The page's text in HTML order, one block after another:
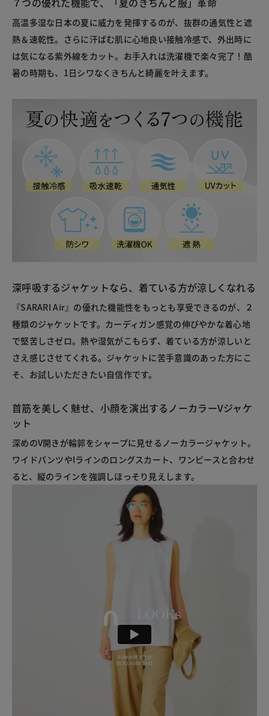
高温多湿な日本の夏に威力を発揮するのが、抜群の通気性と遮
熱＆速乾性。さらに汗ばむ肌に心地良い接触冷感で、外出時に
は気になる紫外線をカット。お手入れは洗濯機で楽々完了！酷
暑の時期も、1日シワなくきちんと綺麗を叶えます。
深呼吸するジャケットなら、着ている方が涼しくなれる
『SARARI Air』の優れた機能性をもっとも享受できるのが、２
種類のジャケットです。カーディガン感覚の伸びやかな着心地
で堅苦しさゼロ。熱や湿気がこもらず、着ている方が涼しいと
さえ感じさせてくれる。ジャケットに苦手意識のあった方にこ
そ、お試しいただきたい自信作です。
首筋を美しく魅せ、小顔を演出するノーカラーVジャケ
ット
深めのV開きが輪郭をシャープに見せるノーカラージャケット。
ワイドパンツやIラインのロングスカート、ワンピースと合わせ
ると、縦のラインを強調しほっそり見えします。